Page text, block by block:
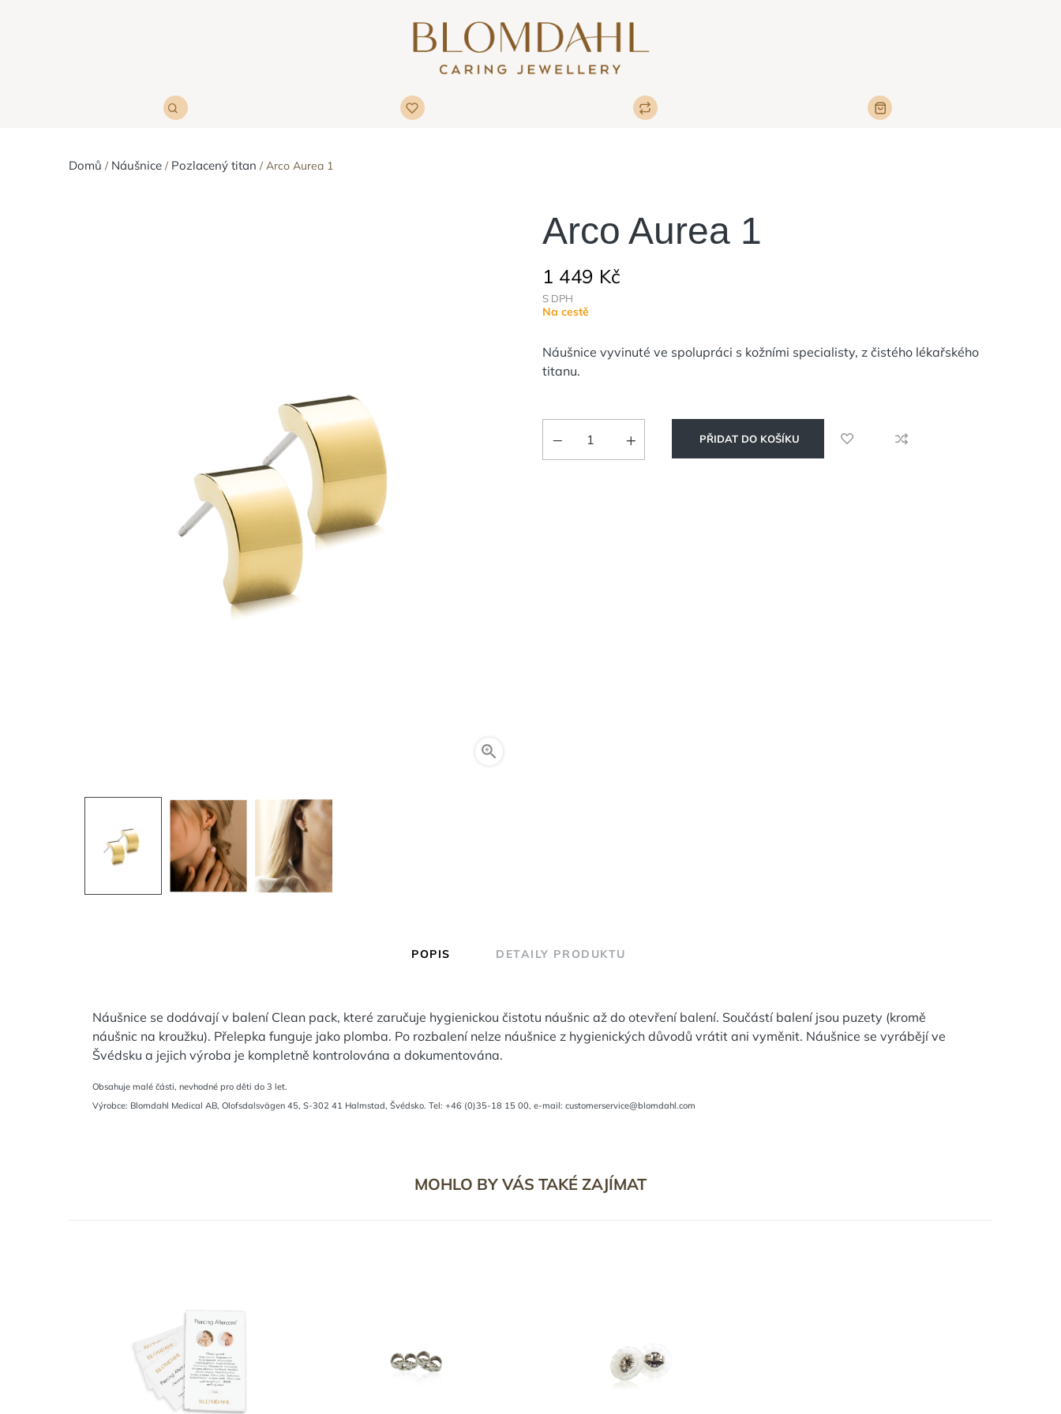
Domů Náušnice Pozlacený titan Arco Aurea 1

Arco Aurea 1
1 449 Kč
S DPH
Na cestě
Náušnice vyvinuté ve spolupráci s kožními specialisty, z čistého lékařského
titanu.
PŘIDAT DO KOŠÍKU
POPIS DETAILY PRODUKTU
Náušnice se dodávají v balení Clean pack, které zaručuje hygienickou čistotu náušnic až do otevření balení. Součástí balení jsou puzety (kromě
náušnic na kroužku). Přelepka funguje jako plomba. Po rozbalení nelze náušnice z hygienických důvodů vrátit ani vyměnit. Náušnice se vyrábějí ve
Švédsku a jejich výroba je kompletně kontrolována a dokumentována.
Obsahuje malé části, nevhodné pro děti do 3 let.
Výrobce: Blomdahl Medical AB, Olofsdalsvägen 45, S-302 41 Halmstad, Švédsko. Tel: +46 (0)35-18 15 00, e-mail: customerservice@blomdahl.com
MOHLO BY VÁS TAKÉ ZAJÍMAT